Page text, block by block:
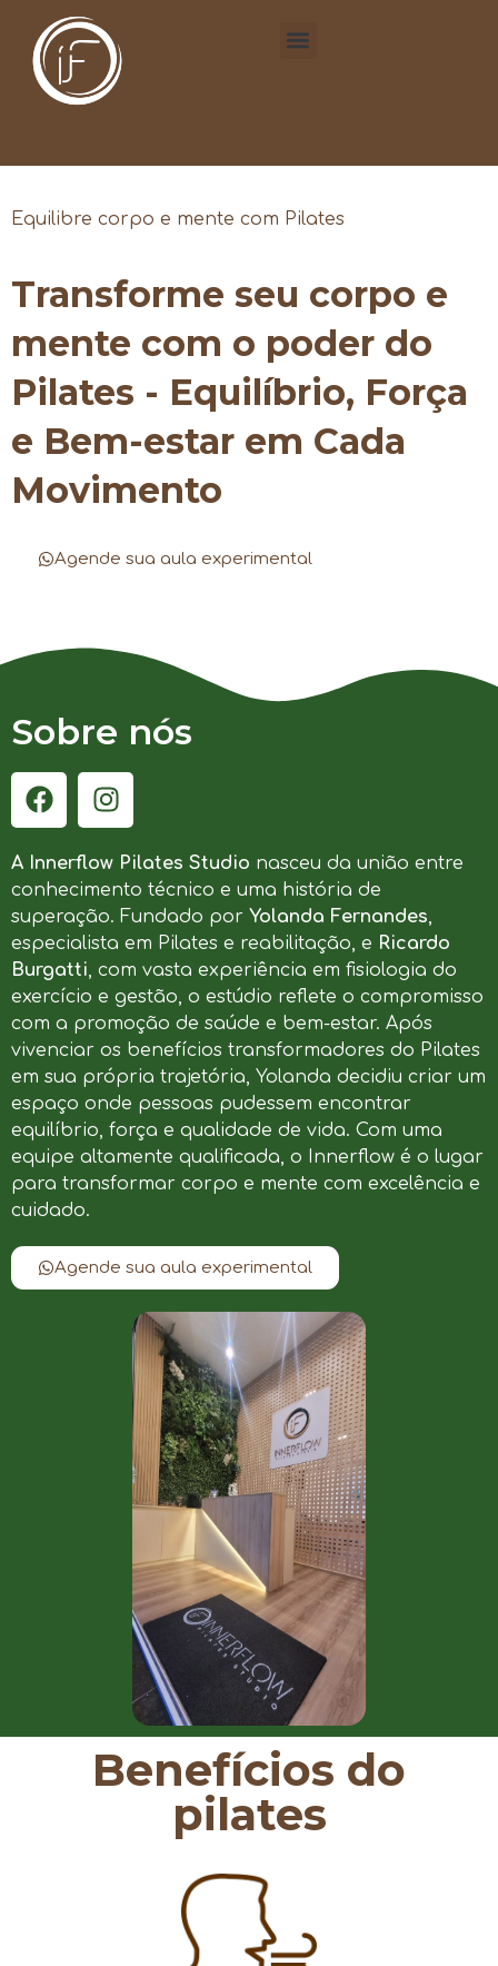
Equilibre corpo e mente com Pilates
Transforme seu corpo e
mente com o poder do
Pilates - Equilíbrio, Força
e Bem-estar em Cada
Movimento
Agende sua aula experimental
Sobre nós
A Innerflow Pilates Studio nasceu da união entre
conhecimento técnico e uma história de
superação. Fundado por Yolanda Fernandes,
especialista em Pilates e reabilitação, e Ricardo
Burgatti, com vasta experiência em fisiologia do
exercício e gestão, o estúdio reflete o compromisso
com a promoção de saúde e bem-estar. Após
vivenciar os benefícios transformadores do Pilates
em sua própria trajetória, Yolanda decidiu criar um
espaço onde pessoas pudessem encontrar
equilíbrio, força e qualidade de vida. Com uma
equipe altamente qualificada, o Innerflow é o lugar
para transformar corpo e mente com excelência e
cuidado.
Agende sua aula experimental
Benefícios do
pilates